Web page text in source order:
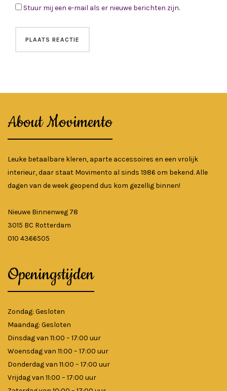
Stuur mij een e-mail als er nieuwe berichten zijn.
About Movimento
Leuke betaalbare kleren, aparte accessoires en een vrolijk
interieur, daar staat Movimento al sinds 1986 om bekend. Alle
dagen van de week geopend dus kom gezellig binnen!
Nieuwe Binnenweg 78
3015 BC Rotterdam
010 4366505
Openingstijden
Zondag: Gesloten
Maandag: Gesloten
Dinsdag van 11:00 – 17:00 uur
Woensdag van 11:00 – 17:00 uur
Donderdag van 11:00 – 17:00 uur
Vrijdag van 11:00 – 17:00 uur